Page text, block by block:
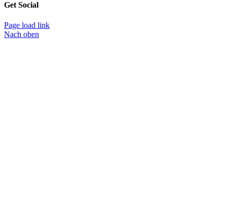
Get Social
Page load link
Nach oben